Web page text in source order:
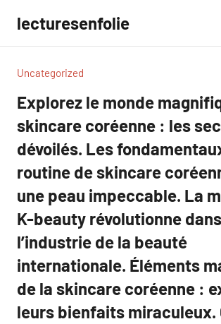
contenu
lecturesenfolie
Uncategorized
Explorez le monde
skincare coréenne : les
dévoilés. Les
routine de skincare
une peau impeccable. La
K-beauty révolutionne dans
l’industrie de la beauté
internationale. Éléments
de la skincare coréenne :
leurs bienfaits miraculeux.